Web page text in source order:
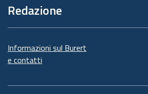
Redazione
Informazioni sul Burert
e contatti